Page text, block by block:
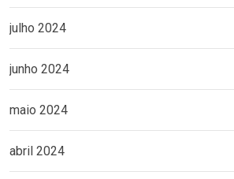
julho 2024
junho 2024
maio 2024
abril 2024